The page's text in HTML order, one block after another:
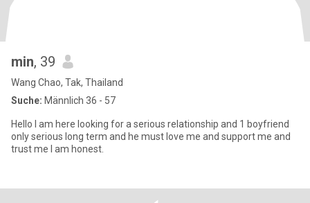
min, 39
Wang Chao, Tak, Thailand
Suche: Männlich 36 - 57
Hello I am here looking for a serious relationship and 1 boyfriend
only serious long term and he must love me and support me and
trust me I am honest.